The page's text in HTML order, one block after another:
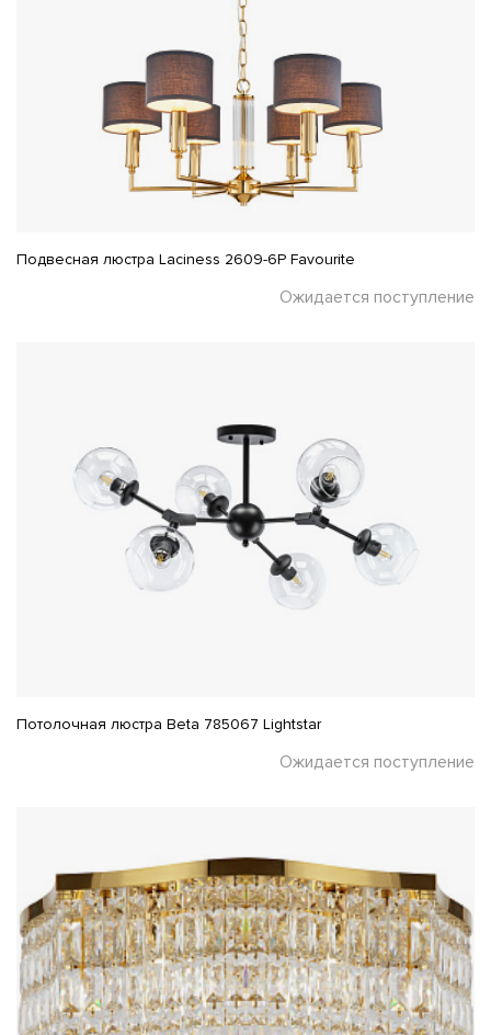
Подвесная люстра Laciness 2609-6P Favourite
Ожидается поступление
Потолочная люстра Beta 785067 Lightstar
Ожидается поступление